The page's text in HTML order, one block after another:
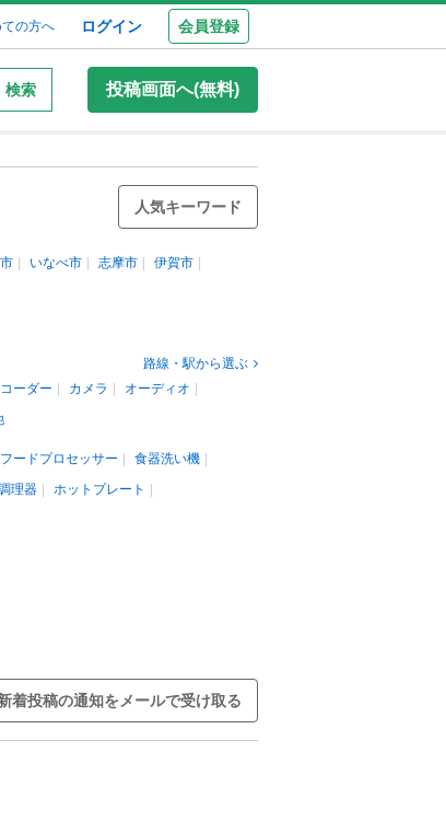
の方へ ログイン 会員登録
検索 投稿画面へ(無料)
人気キーワード
いなべ市 志摩市
伊賀市
路線・駅から選ぶ
ーダー カメラ
オーディオ
フードプロセッサー
食器洗い機
理器
ホットプレート
着投稿の通知をメールで受け取る